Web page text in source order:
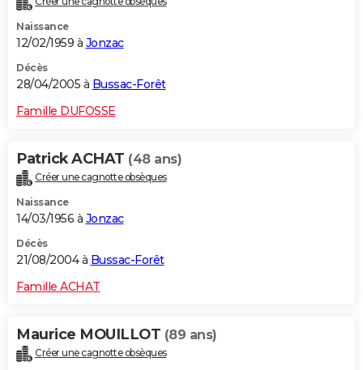
Naissance
12/02/1959 à Jonzac
Décès
28/04/2005 à Bussac-Forêt
Famille DUFOSSE
Patrick ACHAT (48 ans)
Créer une cagnotte obsèques
Naissance
14/03/1956 à Jonzac
Décès
21/08/2004 à Bussac-Forêt
Famille ACHAT
Maurice MOUILLOT (89 ans)
Créer une cagnotte obsèques